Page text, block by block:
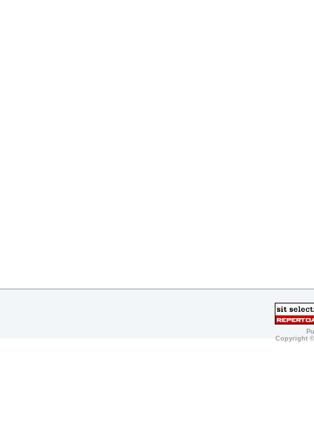
Copyright